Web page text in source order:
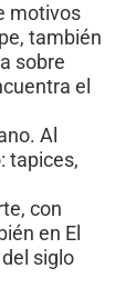
motivos
también
sobre
el
Al
tapices,
con
en El
siglo